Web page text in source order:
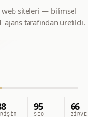
web siteleri — bilimsel
ajans tarafından üretildi.
95
SEO
66
ZIRVE